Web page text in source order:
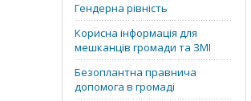
Гендерна рівність
Корисна інформація для
мешканців громади та ЗМІ
Безоплантна правнича
допомога в громаді